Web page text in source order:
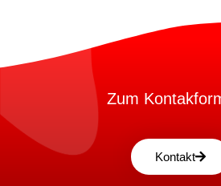
Zum
Kontakt